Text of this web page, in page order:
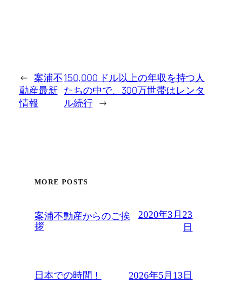
← 案浦不
動産最新
情報
150,000 ドル以上の年収を持つ人
たちの中で、300万世帯はレンタ
ル続行 →
MORE POSTS
案浦不動産からのご挨
拶
2020年3月23
日
日本での時間！ 2026年5月13日